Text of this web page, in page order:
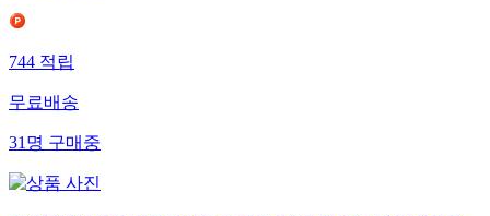
744적립
무료배송
31명구매중